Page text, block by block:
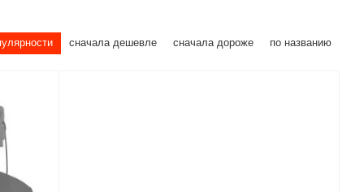
сначала дешевле сначала дороже по названию